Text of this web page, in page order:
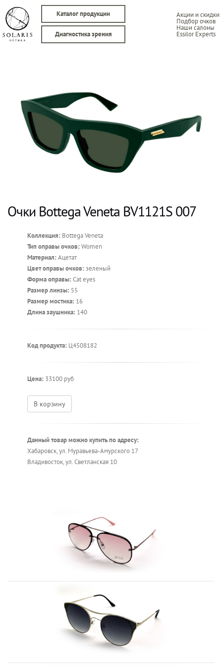
Каталог продукции Акции и скидки
Подбор очков
Наши салоны
Essilor Experts
Диагностика зрения
Очки Bottega Veneta BV1121S 007
Коллекция: Bottega Veneta
Тип оправы очков: Women
Материал: Ацетат
Цвет оправы очков: зеленый
Форма оправы: Cat eyes
Размер линзы: 55
Размер мостика: 16
Длина заушника: 140
Код продукта: Ц4508182
Цена: 33100 руб
В корзину
Данный товар можно купить по адресу:
Хабаровск, ул. Муравьева-Амурского 17
Владивосток, ул. Светланская 10